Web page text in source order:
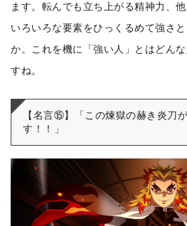
ます。転んでも立ち上がる精神力、
いろいろな要素をひっくるめて強さ
か。これを機に「強い人」とはどん
すね。
【名言⑮】「この煉獄の赫き炎刀
す！！」